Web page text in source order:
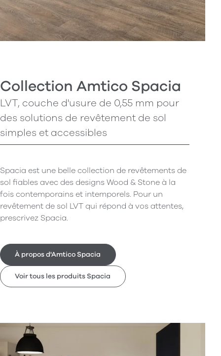
Collection Amtico Spacia
LVT, couche d'usure de 0,55 mm pour
des solutions de revêtement de sol
simples et accessibles
Spacia est une belle collection de revêtements de
sol fiables avec des designs Wood & Stone à la
fois contemporains et intemporels. Pour un
revêtement de sol LVT qui répond à vos attentes,
prescrivez Spacia.
À propos d'Amtico Spacia
Voir tous les produits Spacia